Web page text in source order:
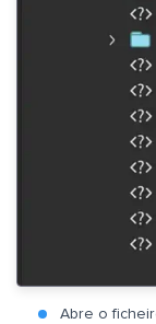
Abre o